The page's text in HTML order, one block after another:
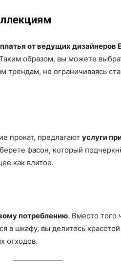
платья от ведущих дизайнеров
образом, вы можете
не ограничиваясь
прокат, предлагают услуги
фасон, который
как влитое.
потреблению. Вместо того
в шкафу, вы делитесь
отходов.